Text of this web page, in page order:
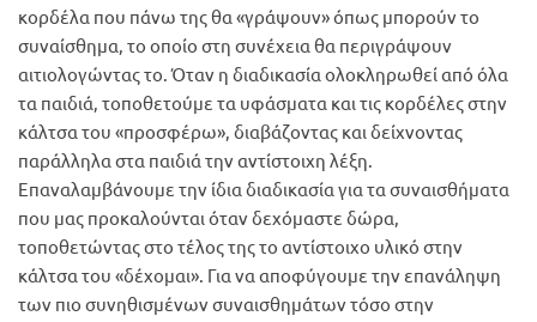
κορδέλα που πάνω της θα «γράψουν» όπως μπορούν το
συναίσθημα, το οποίο στη συνέχεια θα περιγράψουν
αιτιολογώντας το. Όταν η διαδικασία ολοκληρωθεί από όλα
τα παιδιά, τοποθετούμε τα υφάσματα και τις κορδέλες στην
κάλτσα του «προσφέρω», διαβάζοντας και δείχνοντας
παράλληλα στα παιδιά την αντίστοιχη λέξη.
Επαναλαμβάνουμε την ίδια διαδικασία για τα συναισθήματα
που μας προκαλούνται όταν δεχόμαστε δώρα,
τοποθετώντας στο τέλος της το αντίστοιχο υλικό στην
κάλτσα του «δέχομαι». Για να αποφύγουμε την επανάληψη
των πιο συνηθισμένων συναισθημάτων τόσο στην